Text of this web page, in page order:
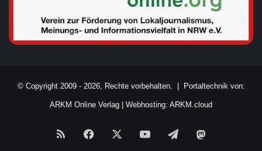
© Copyright 2009 - 2026, Rechte vorbehalten. | Portaltechnik von:
ARKM Online Verlag Webhosting: ARKM.cloud
RSS Facebook YouTubeTelegram